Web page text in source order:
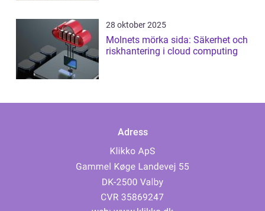
28 oktober 2025
Molnets mörka sida: Säkerhet och
riskhantering i cloud computing
Adress